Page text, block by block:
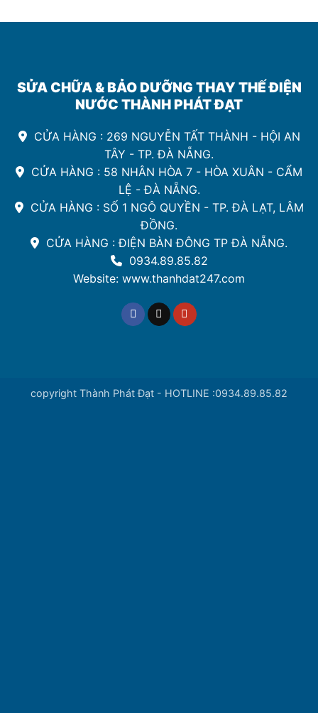
SỬA CHỮA & BẢO DƯỠNG THAY THẾ ĐIỆN
NƯỚC THÀNH PHÁT ĐẠT
CỬA HÀNG : 269 NGUYỄN TẤT THÀNH - HỘI AN
TÂY - TP. ĐÀ NẴNG.
CỬA HÀNG : 58 NHÂN HÒA 7 - HÒA XUÂN - CẨM
LỆ - ĐÀ NẴNG.
CỬA HÀNG : SỐ 1 NGÔ QUYỀN - TP. ĐÀ LẠT, LÂM
ĐỒNG.
CỬA HÀNG : ĐIỆN BÀN ĐÔNG TP ĐÀ NẴNG.
0934.89.85.82
Website: www.thanhdat247.com
copyright Thành Phát Đạt - HOTLINE :0934.89.85.82